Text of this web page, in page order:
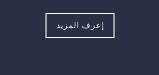
إعرف المزيد